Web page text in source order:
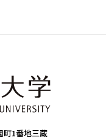
1番地三蔵